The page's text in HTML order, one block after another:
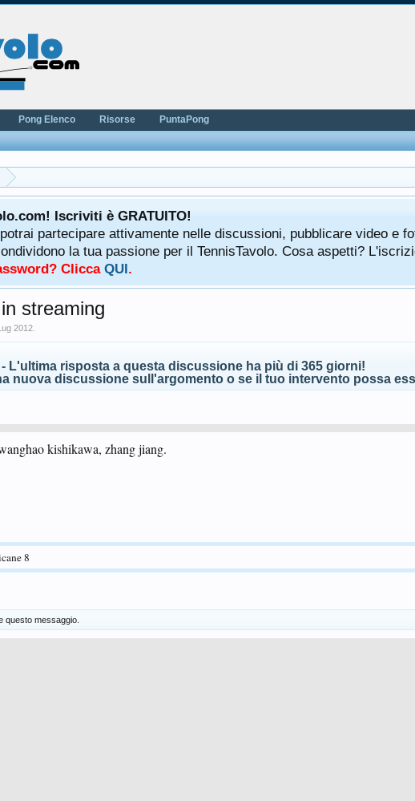
Iscriviti è GRATUITO!
partecipare attivamente nelle discussioni, pubblicare video e
la tua passione per il TennisTavolo. Cosa aspetti?
Clicca QUI.
streaming
2012
- L'ultima risposta a questa discussione ha più di 365 giorni!
nuova discussione sull'argomento o se il tuo intervento possa
kishikawa, zhang jiang.
8
questo messaggio.
Pong Elenco Risorse PuntaPong